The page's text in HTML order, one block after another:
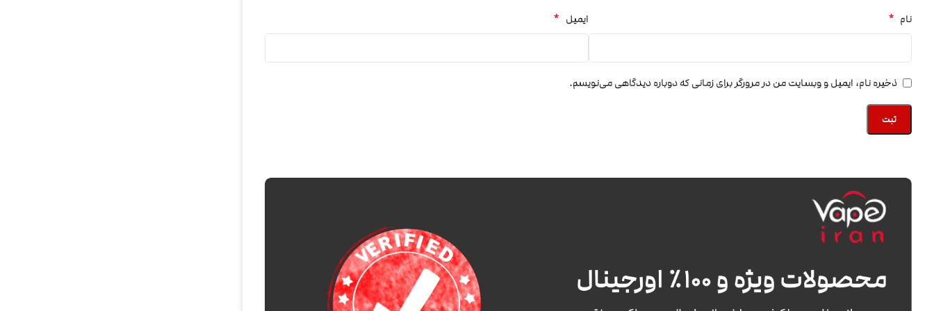
نام * ایمیل *
ذخیره نام، ایمیل و وبسایت من در مرورگر برای زمانی که دوباره دیدگاهی می‌نویسم.